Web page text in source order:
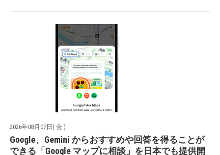
2026年08月07日( 金 )
Google、Gemini からおすすめや回答を得ることが
できる「Google マップに相談」を日本でも提供開